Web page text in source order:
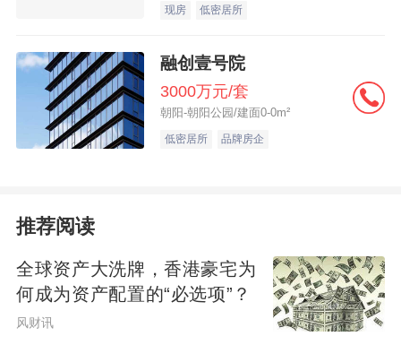
现房 低密居所
融创壹号院
3000万元/套
朝阳-朝阳公园/建面0-0m²
低密居所 品牌房企
推荐阅读
全球资产大洗牌，香港豪宅为
何成为资产配置的“必选项”？
风财讯